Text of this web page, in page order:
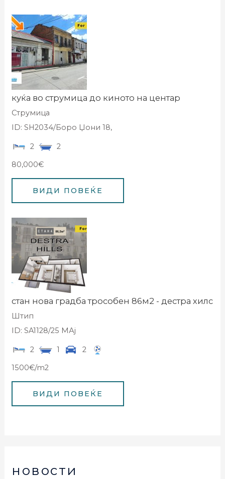
куќа во струмица до киното на центар
Струмица
ID: SH2034/Боро Џони 18,
2 2
80,000€
стан нова градба трособен 86м2 - дестра хилс
Штип
ID: SA1128/25 МАј
2 1 2
1500€/m2
новости